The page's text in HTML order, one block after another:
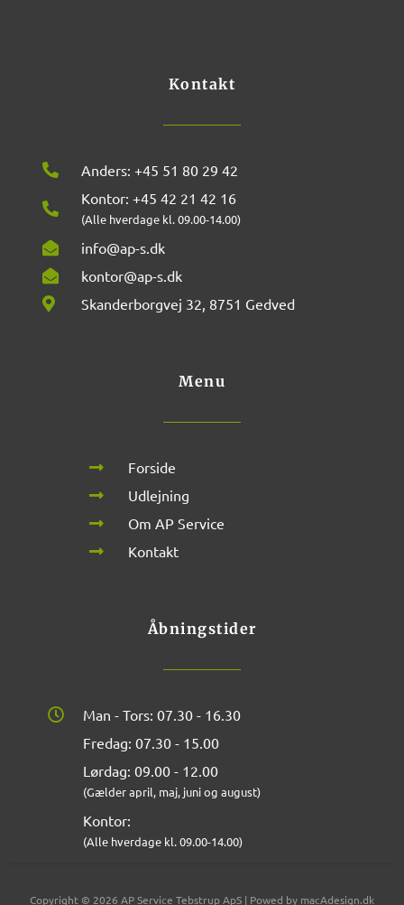
m
Kontakt
Anders: +45 51 80 29 42
Kontor: +45 42 21 42 16
(Alle hverdage kl. 09.00-14.00)
info@ap-s.dk
kontor@ap-s.dk
Skanderborgvej 32, 8751 Gedved
Menu
Forside
Udlejning
Om AP Service
Kontakt
Åbningstider
Man - Tors: 07.30 - 16.30
Fredag: 07.30 - 15.00
Lørdag: 09.00 - 12.00
(Gælder april, maj, juni og august)
Kontor:
(Alle hverdage kl. 09.00-14.00)
Copyright © 2026 AP Service Tebstrup ApS | Powed by macAdesign.dk